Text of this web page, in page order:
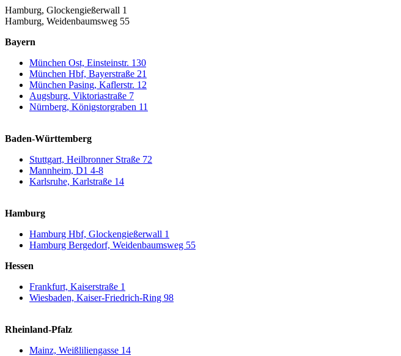
Hamburg, Glockengießerwall 1
Hamburg, Weidenbaumsweg 55
Bayern
München Ost, Einsteinstr. 130
München Hbf, Bayerstraße 21
München Pasing, Kaflerstr. 12
Augsburg, Viktoriastraße 7
Nürnberg, Königstorgraben 11
Baden-Württemberg
Stuttgart, Heilbronner Straße 72
Mannheim, D1 4-8
Karlsruhe, Karlstraße 14
Hamburg
Hamburg Hbf, Glockengießerwall 1
Hamburg Bergedorf, Weidenbaumsweg 55
Hessen
Frankfurt, Kaiserstraße 1
Wiesbaden, Kaiser-Friedrich-Ring 98
Rheinland-Pfalz
Mainz, Weißliliengasse 14